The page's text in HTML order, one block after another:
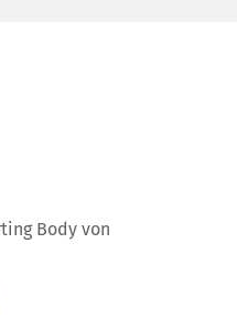
Body von